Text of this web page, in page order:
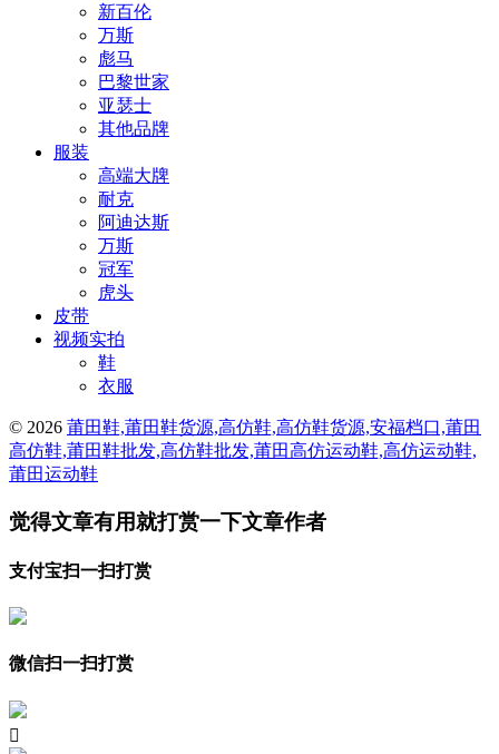
新百伦
万斯
彪马
巴黎世家
亚瑟士
其他品牌
服装
高端大牌
耐克
阿迪达斯
万斯
冠军
虎头
皮带
视频实拍
鞋
衣服
© 2026 莆田鞋,莆田鞋货源,高仿鞋,高仿鞋货源,安福档口,莆田
高仿鞋,莆田鞋批发,高仿鞋批发,莆田高仿运动鞋,高仿运动鞋,
莆田运动鞋
觉得文章有用就打赏一下文章作者
支付宝扫一扫打赏
微信扫一扫打赏
